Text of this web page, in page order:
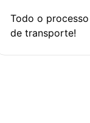
Todo o
de transporte!